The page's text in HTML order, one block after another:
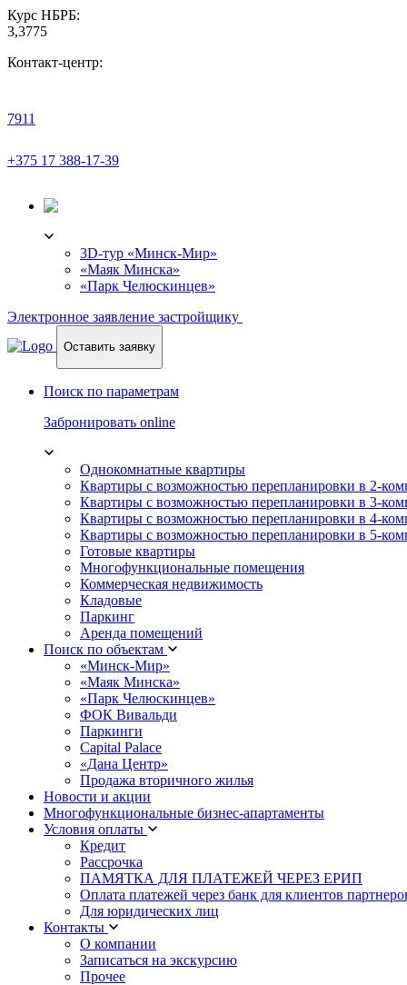
Курс НБРБ:
3,3775
Контакт-центр:
7911
+375 17 388-17-39
3D-тур «Минск-Мир»
«Маяк Минска»
«Парк Челюскинцев»
Электронное заявление застройщику
Оставить заявку
Поиск по параметрам
Забронировать online
Однокомнатные квартиры
Квартиры с возможностью перепланировки в 2-
Квартиры с возможностью перепланировки в 3-
Квартиры с возможностью перепланировки в 4-
Квартиры с возможностью перепланировки в 5-
Готовые квартиры
Многофункциональные помещения
Коммерческая недвижимость
Кладовые
Паркинг
Аренда помещений
Поиск по объектам
«Минск-Мир»
«Маяк Минска»
«Парк Челюскинцев»
ФОК Вивальди
Паркинги
Capital Palace
«Дана Центр»
Продажа вторичного жилья
Новости и акции
Многофункциональные бизнес-апартаменты
Условия оплаты
Кредит
Рассрочка
ПАМЯТКА ДЛЯ ПЛАТЕЖЕЙ ЧЕРЕЗ ЕРИП
Оплата платежей через банк для клиентов
Для юридических лиц
Контакты
О компании
Записаться на экскурсию
Прочее